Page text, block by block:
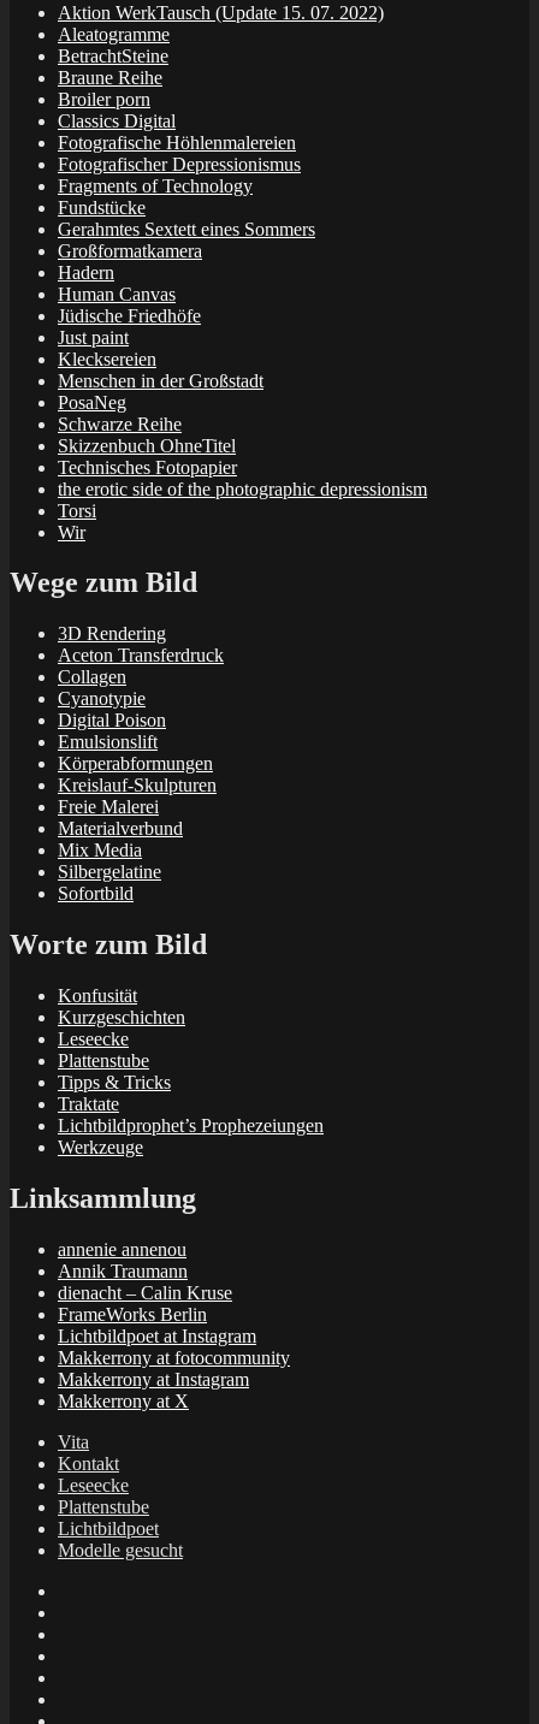
Aktion WerkTausch (Update 15. 07. 2022)
Aleatogramme
BetrachtSteine
Braune Reihe
Broiler porn
Classics Digital
Fotografische Höhlenmalereien
Fotografischer Depressionismus
Fragments of Technology
Fundstücke
Gerahmtes Sextett eines Sommers
Großformatkamera
Hadern
Human Canvas
Jüdische Friedhöfe
Just paint
Klecksereien
Menschen in der Großstadt
PosaNeg
Schwarze Reihe
Skizzenbuch OhneTitel
Technisches Fotopapier
the erotic side of the photographic depressionism
Torsi
Wir
Wege zum Bild
3D Rendering
Aceton Transferdruck
Collagen
Cyanotypie
Digital Poison
Emulsionslift
Körperabformungen
Kreislauf-Skulpturen
Freie Malerei
Materialverbund
Mix Media
Silbergelatine
Sofortbild
Worte zum Bild
Konfusität
Kurzgeschichten
Leseecke
Plattenstube
Tipps & Tricks
Traktate
Lichtbildprophet’s Prophezeiungen
Werkzeuge
Linksammlung
annenie annenou
Annik Traumann
dienacht – Calin Kruse
FrameWorks Berlin
Lichtbildpoet at Instagram
Makkerrony at fotocommunity
Makkerrony at Instagram
Makkerrony at X
Vita
Kontakt
Leseecke
Plattenstube
Lichtbildpoet
Modelle gesucht